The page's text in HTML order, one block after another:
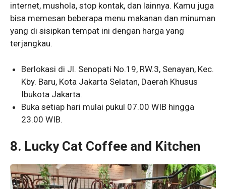
internet, mushola, stop kontak, dan lainnya. Kamu juga
bisa memesan beberapa menu makanan dan minuman
yang di sisipkan tempat ini dengan harga yang
terjangkau.
Berlokasi di Jl. Senopati No.19, RW.3, Senayan, Kec.
Kby. Baru, Kota Jakarta Selatan, Daerah Khusus
Ibukota Jakarta.
Buka setiap hari mulai pukul 07.00 WIB hingga
23.00 WIB.
8. Lucky Cat Coffee and Kitchen